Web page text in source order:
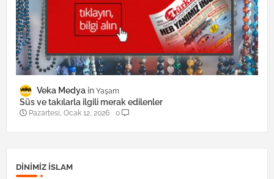
Veka Medya Yaşam
Süs ve takılarla ilgili merak edilenler
Pazartesi, Ocak 12, 2026 0
DINIMIZ ISLAM